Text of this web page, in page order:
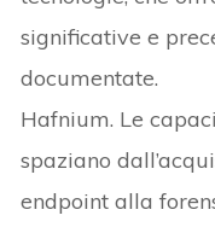
significative e
documentate.
Hafnium. Le
spaziano
endpoint alla